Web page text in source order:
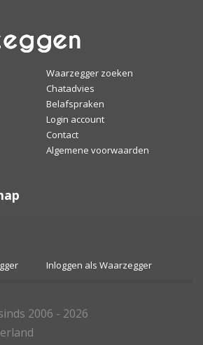
Waarzegger zoeken
Chatadvies
Belafspraken
Login account
Contact
Algemene voorwaarden
Inloggen als Waarzegger
2006 - 2026